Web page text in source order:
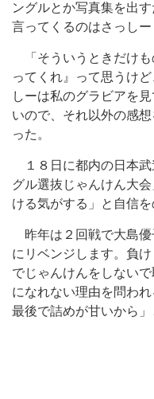
ングルとか写真集を出
言ってくるのはさっしー
「そういうときだけも
ってくれ』って思うけ
しーは私のグラビアを
いので、それ以外の感
った。
１８日に都内の日本武
グル選抜じゃんけん大
ける気がする」と自信を
昨年は２回戦で大島優
にリベンジします。負
でじゃんけんをしない
になれない理由を問わ
最後で詰めが甘いから」